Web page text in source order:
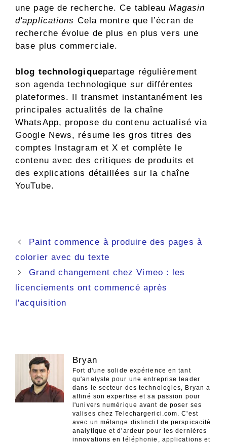
une page de recherche. Ce tableauMagasin
d'applications Cela montre que l’écran de
recherche évolue de plus en plus vers une
base plus commerciale.
blog technologiquepartage régulièrement
son agenda technologique sur différentes
plateformes. Il transmet instantanément les
principales actualités de la chaîne
WhatsApp, propose du contenu actualisé via
Google News, résume les gros titres des
comptes Instagram et X et complète le
contenu avec des critiques de produits et
des explications détaillées sur la chaîne
YouTube.
Navigation
des
Paint commence à produire des pages à
colorier avec du texte
Grand changement chez Vimeo : les
licenciements ont commencé après
l'acquisition
Bryan
Fort d'une solide expérience en tant
qu'analyste pour une entreprise leader
dans le secteur des technologies, Bryan a
affiné son expertise et sa passion pour
l'univers numérique avant de poser ses
valises chez Telechargerici.com. C'est
avec un mélange distinctif de perspicacité
analytique et d'ardeur pour les dernières
innovations en téléphonie, applications et